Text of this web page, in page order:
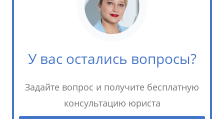
У вас остались вопросы?
Задайте вопрос и получите бесплатную
консультацию юриста